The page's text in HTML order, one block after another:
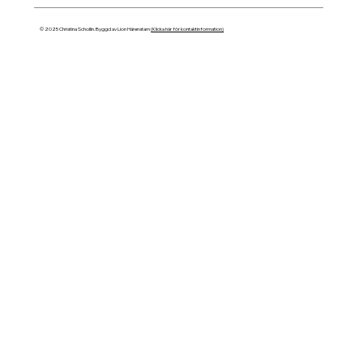
© 2025 Christina Schollin. Byggd av Lion Härenstam(Klicka här för kontaktinformation)